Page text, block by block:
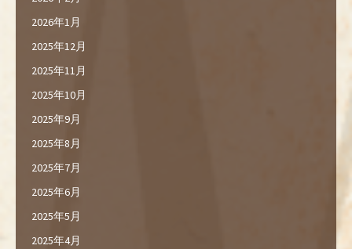
2026年1月
2025年12月
2025年11月
2025年10月
2025年9月
2025年8月
2025年7月
2025年6月
2025年5月
2025年4月